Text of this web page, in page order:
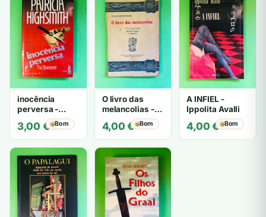
inocência
perversa -
PATRICIA
HIGHSMITH
3,00 € Bom
O livro das
melancolias -
Mantegazza
4,00€ Bom
A INFIEL -
Ippolita Avalli
4,00€ Bom